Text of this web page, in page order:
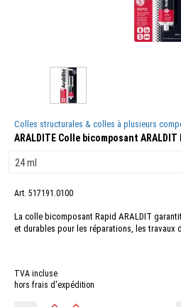
Colles structurales & colles à plusieurs
ARALDITE Colle bicomposant ARALDIT
Art. 517191.0100
La colle bicomposant Rapid ARALDIT
et durables pour les réparations, les travaux
TVA incluse
hors frais d'expédition